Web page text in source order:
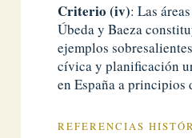
Criterio (iv): Las
Úbeda y Baeza
ejemplos
cívica y planificación
en España a
REFERENCIAS